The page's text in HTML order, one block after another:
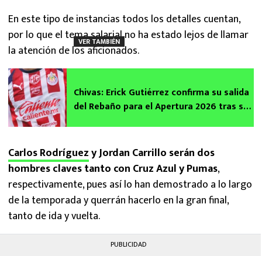
En este tipo de instancias todos los detalles cuentan,
por lo que el tema salarial no ha estado lejos de llamar
la atención de los aficionados.
VER TAMBIÉN
Chivas: Erick Gutiérrez confirma su salida
del Rebaño para el Apertura 2026 tras ser
Carlos Rodríguezy Jordan Carrillo serán dos
hombres claves tanto con Cruz Azul y Pumas,
respectivamente, pues así lo han demostrado a lo largo
de la temporada y querrán hacerlo en la gran final,
tanto de ida y vuelta.
PUBLICIDAD